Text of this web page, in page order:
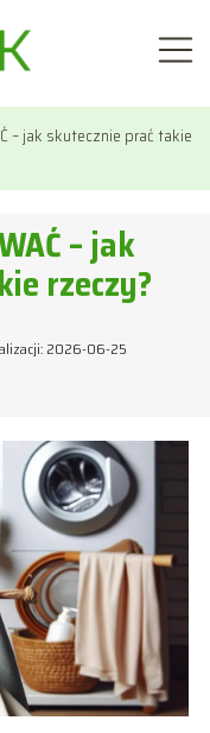
– jak skutecznie prać takie
– jak
rzeczy?
2026-06-25